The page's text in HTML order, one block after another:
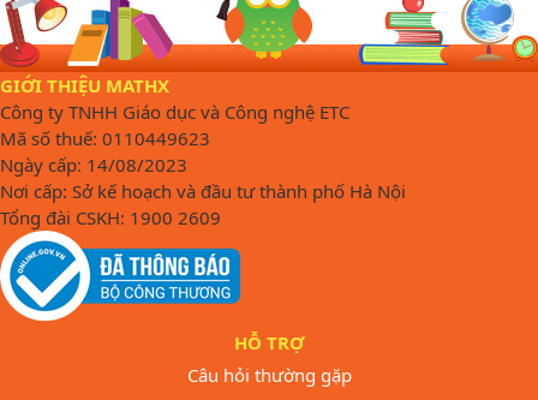
GIỚI THIỆU MATHX
Công ty TNHH Giáo dục và Công nghệ ETC
Mã số thuế: 0110449623
Ngày cấp: 14/08/2023
Nơi cấp: Sở kế hoạch và đầu tư thành phố Hà Nội
Tổng đài CSKH: 1900 2609
HỖ TRỢ
Câu hỏi thường gặp